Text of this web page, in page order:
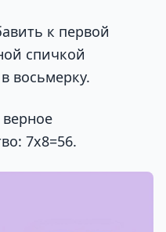
к первой
спичкой
восьмерку.
верное
7х8=56.